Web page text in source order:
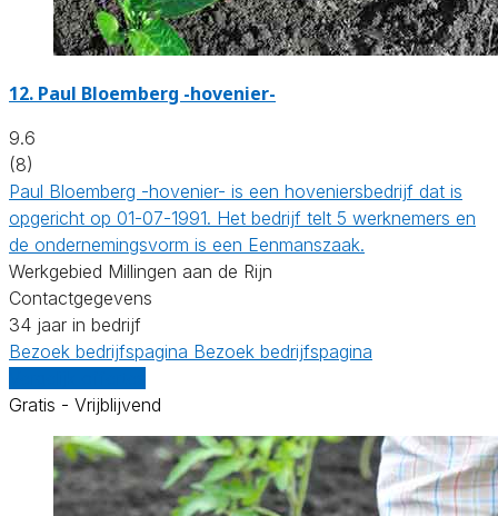
12. Paul Bloemberg -hovenier-
9.6
(8)
Paul Bloemberg -hovenier- is een hoveniersbedrijf dat is
opgericht op 01-07-1991. Het bedrijf telt 5 werknemers en
de ondernemingsvorm is een Eenmanszaak.
Werkgebied Millingen aan de Rijn
Contactgegevens
34 jaar in bedrijf
Bezoek bedrijfspagina Bezoek bedrijfspagina
Gratis - Vrijblijvend